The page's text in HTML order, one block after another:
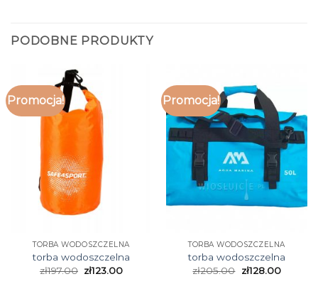
PODOBNE PRODUKTY
Promocja!
TORBA WODOSZCZELNA
torba wodoszczelna
zł197.00 zł123.00
Promocja!
TORBA WODOSZCZELNA
torba wodoszczelna
zł205.00 zł128.00